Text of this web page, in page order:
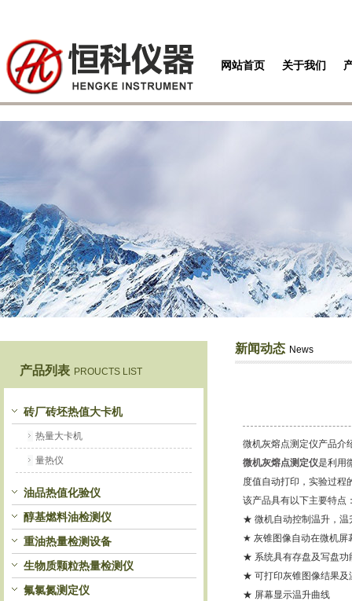
网站首页 关于我们
产品列表 PROUCTS LIST
砖厂砖坯热值大卡机
热量大卡机
量热仪
油品热值化验仪
醇基燃料油检测仪
重油热量检测设备
生物质颗粒热量检测仪
氟氯氮测定仪
新闻动态 News
微机灰熔点测定仪产品介
微机灰熔点测定仪是利用
度值自动打印，实验过程
该产品具有以下主要特点
★ 微机自动控制温升，温
★ 灰锥图像自动在微机屏
★ 系统具有存盘及写盘功
★ 可打印灰锥图像结果及
★ 屏幕显示温升曲线